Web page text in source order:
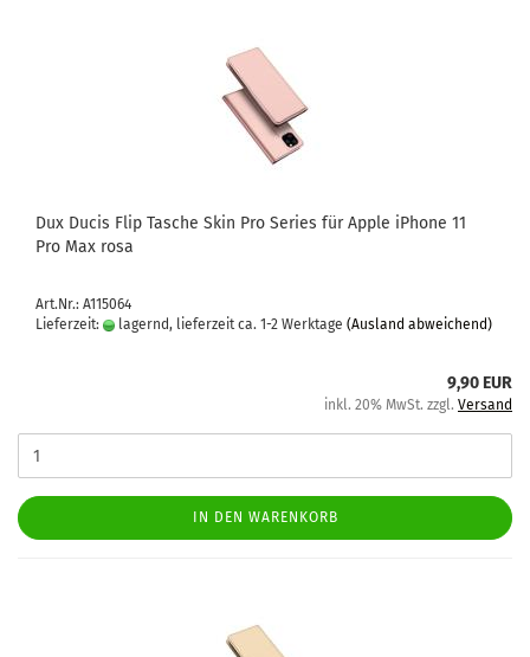
Dux Ducis Flip Ta­sche Skin Pro Se­ries für Apple iPho­ne 11
Pro Max rosa
Art.Nr.: A115064
Lieferzeit:
lagernd, lieferzeit ca. 1-2 Werktage (Ausland abweichend)
9,90 EUR
inkl. 20% MwSt. zzgl. Versand
IN DEN WARENKORB